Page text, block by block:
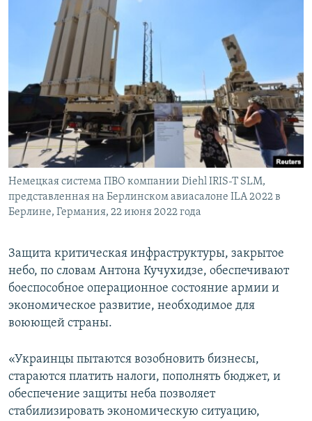
Немецкая система ПВО компании Diehl IRIS-T SLM,
представленная на Берлинском авиасалоне ILA 2022 в
Берлине, Германия, 22 июня 2022 года
Защита критическая инфраструктуры, закрытое
небо, по словам Антона Кучухидзе, обеспечивают
боеспособное операционное состояние армии и
экономическое развитие, необходимое для
воюющей страны.
«Украинцы пытаются возобновить бизнесы,
стараются платить налоги, пополнять бюджет, и
обеспечение защиты неба позволяет
стабилизировать экономическую ситуацию,